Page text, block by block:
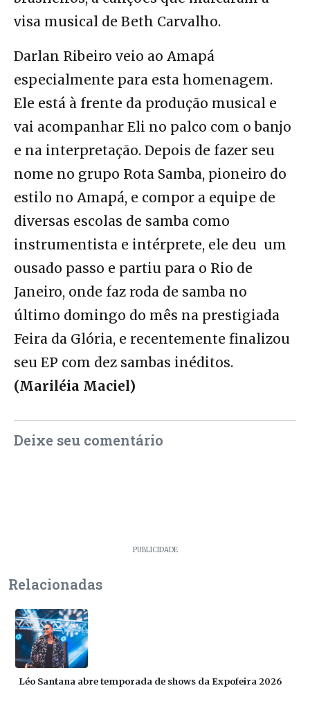
visa musical de Beth Carvalho.
Darlan Ribeiro veio ao Amapá
especialmente para esta homenagem.
Ele está à frente da produção musical e
vai acompanhar Eli no palco com o banjo
e na interpretação. Depois de fazer seu
nome no grupo Rota Samba, pioneiro do
estilo no Amapá, e compor a equipe de
diversas escolas de samba como
instrumentista e intérprete, ele deu um
ousado passo e partiu para o Rio de
Janeiro, onde faz roda de samba no
último domingo do mês na prestigiada
Feira da Glória, e recentemente finalizou
seu EP com dez sambas inéditos.
(Mariléia Maciel)
Deixe seu comentário
PUBLICIDADE
Relacionadas
Léo Santana abre temporada de shows da Expofeira 2026